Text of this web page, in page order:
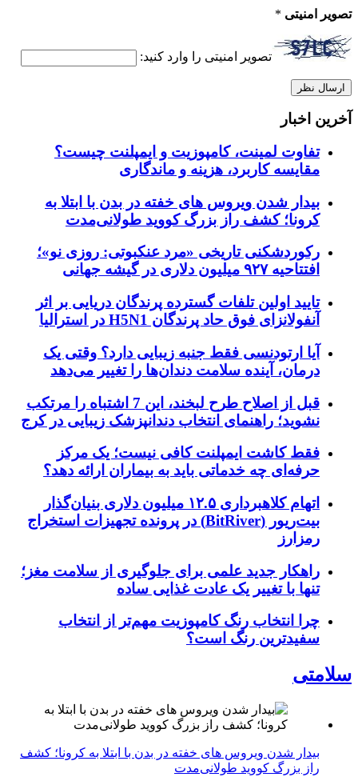
تصویر امنیتی *
تصویر امنیتی را وارد کنید:
آخرین اخبار
تفاوت لمینت، کامپوزیت و ایمپلنت چیست؟
مقایسه کاربرد، هزینه و ماندگاری
بیدار شدن ویروس‌ های خفته در بدن با ابتلا به
کرونا؛ کشف راز بزرگ کووید طولانی‌مدت
رکوردشکنی تاریخی «مرد عنکبوتی: روزی نو»؛
افتتاحیه ۹۲۷ میلیون دلاری در گیشه جهانی
تایید اولین تلفات گسترده پرندگان دریایی بر اثر
آنفولانزای فوق حاد پرندگان H5N1 در استرالیا
آیا ارتودنسی فقط جنبه زیبایی دارد؟ وقتی یک
درمان، آینده سلامت دندان‌ها را تغییر می‌دهد
قبل از اصلاح طرح لبخند، این 7 اشتباه را مرتکب
نشوید؛ راهنمای انتخاب دندانپزشک زیبایی در کرج
فقط کاشت ایمپلنت کافی نیست؛ یک مرکز
حرفه‌ای چه خدماتی باید به بیماران ارائه دهد؟
اتهام کلاهبرداری ۱۲.۵ میلیون دلاری بنیان‌گذار
بیت‌ریور (BitRiver) در پرونده تجهیزات استخراج
رمزارز
راهکار جدید علمی برای جلوگیری از سلامت مغز؛
تنها با تغییر یک عادت غذایی ساده
چرا انتخاب رنگ کامپوزیت مهم‌تر از انتخاب
سفیدترین رنگ است؟
سلامتی
بیدار شدن ویروس‌ های خفته در بدن با ابتلا به کرونا؛ کشف
راز بزرگ کووید طولانی‌مدت